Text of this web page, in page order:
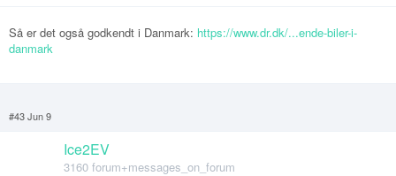
Så er det også godkendt i Danmark: https://www.dr.dk/...ende-biler-i-
danmark
#43 Jun 9
Ice2EV
3160 forum+messages_on_forum